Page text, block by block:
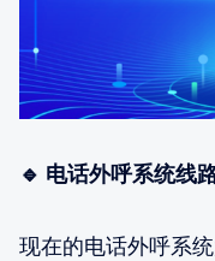
🔹 电话外呼系统线
现在的电话外呼系